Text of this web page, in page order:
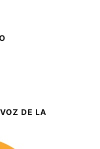
DE LA